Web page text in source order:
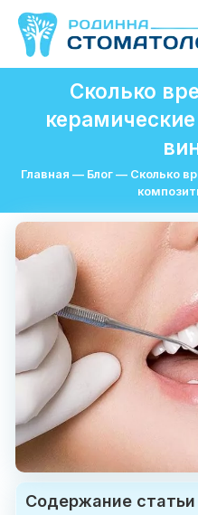
Сколько
Главная — Блог — Сколько
Содержание статьи